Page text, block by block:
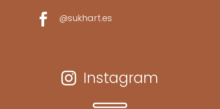
 @sukhart.es
 Instagram